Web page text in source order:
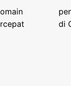
di